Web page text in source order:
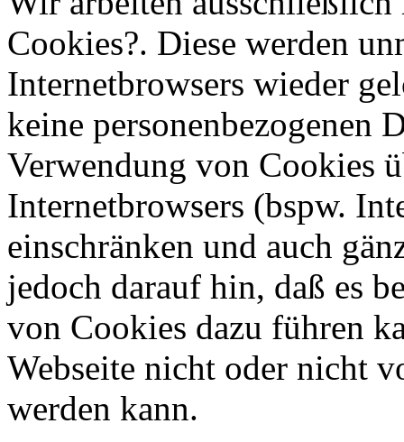
Cookies?. Diese werden
Internetbrowsers wieder
keine personenbezogenen
Verwendung von Cookies
Internetbrowsers (bspw.
einschränken und auch
jedoch darauf hin, daß es
von Cookies dazu führen
Webseite nicht oder nicht
werden kann.